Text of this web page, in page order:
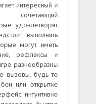
интересный и
сочетающий
удовлетворят
выполнять
могут иметь
рефлексы и
разнообразны
вызовы, будь то
или открытие
интуитивно